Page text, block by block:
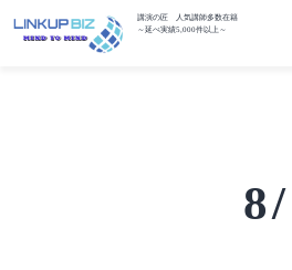
講演の匠 人気講師多数在籍
～延べ実績5,000件以上～